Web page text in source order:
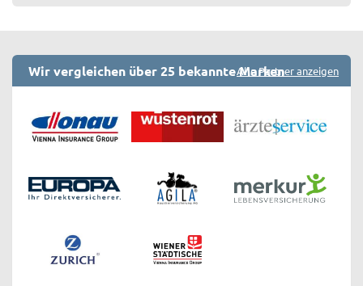
Wir vergleichen über 25 bekannte MarkenAlle Partner anzeigen